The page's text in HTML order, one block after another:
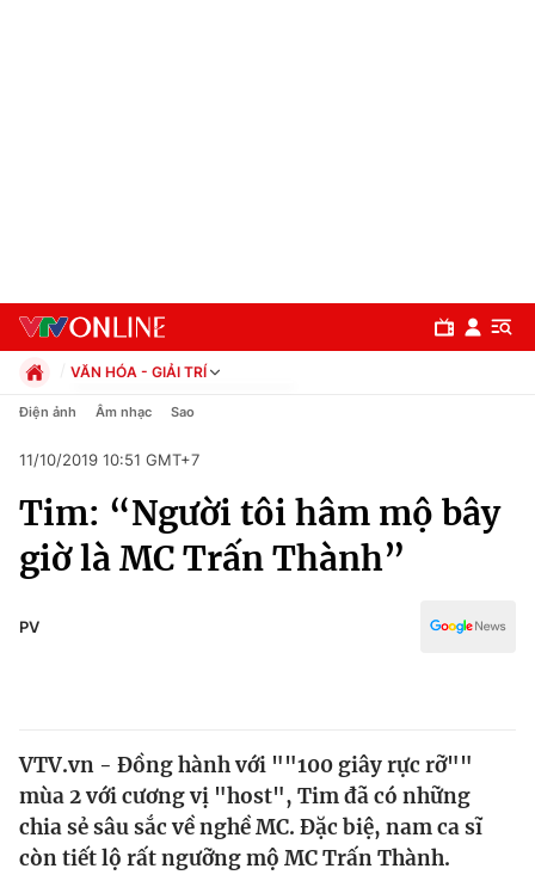
Chuyên mục
Chính trị
Thế giới
Tin tức
VĂN HÓA - GIẢI TRÍ
Chính trị
Pháp luật
Kinh tế
Thể thao
Truyền hình
Điện ảnh Âm nhạc Sao
11/10/2019 10:51 GMT+7
Tim: “Người tôi hâm mộ bây
giờ là MC Trấn Thành”
PV
VTV.vn - Đồng hành với ""100 giây rực rỡ""
mùa 2 với cương vị "host", Tim đã có những
chia sẻ sâu sắc về nghề MC. Đặc biệ, nam ca sĩ
còn tiết lộ rất ngưỡng mộ MC Trấn Thành.